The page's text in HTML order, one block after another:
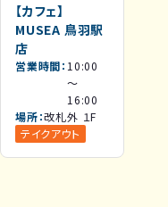
【カフェ】
MUSEA 鳥羽駅
店
営業時間 10:00
～
16:00
場所 改札外 １F
テイクアウト